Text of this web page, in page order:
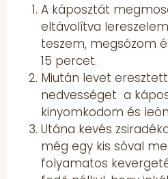
A káposztát
eltávolítva
teszem, megsózom
15 percet.
Miután levet
nedvességet a
kinyomkodom és
Utána kevés
még egy kis sóval
folyamatos